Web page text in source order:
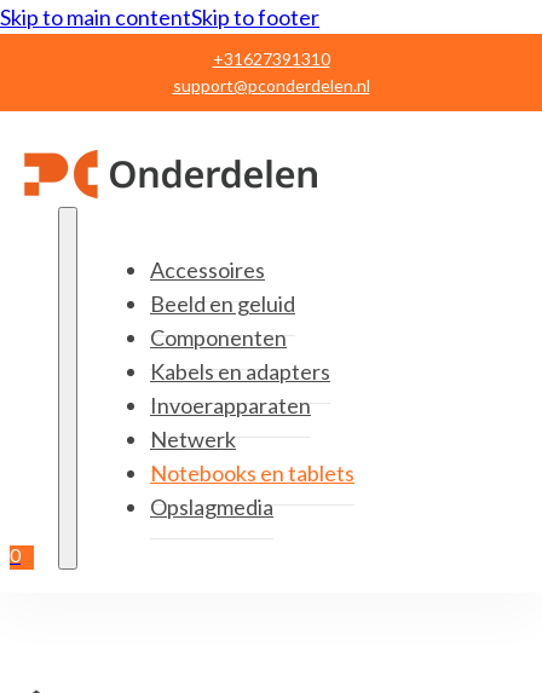
Skip to main contentSkip to footer
+31627391310
support@pconderdelen.nl
0
Accessoires
Beeld en geluid
Componenten
Kabels en adapters
Invoerapparaten
Netwerk
Notebooks en tablets
Opslagmedia